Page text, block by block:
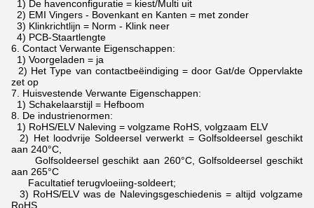
1) De havenconfiguratie = kiest/Multi uit
2) EMI Vingers - Bovenkant en Kanten = met zonder
3) Klinkrichtlijn = Norm - Klink neer
4) PCB-Staartlengte
6. Contact Verwante Eigenschappen:
1) Voorgeladen = ja
2) Het Type van contactbeëindiging = door Gat/de Oppervlakte
zet op
7. Huisvestende Verwante Eigenschappen:
1) Schakelaarstijl = Hefboom
8. De industrienormen:
1) RoHS/ELV Naleving = volgzame RoHS, volgzaam ELV
2) Het loodvrije Soldeersel verwerkt = Golfsoldeersel geschikt
aan 240°C,
Golfsoldeersel geschikt aan 260°C, Golfsoldeersel geschikt
aan 265°C
Facultatief terugvloeiing-soldeert;
3) RoHS/ELV was de Nalevingsgeschiedenis = altijd volgzame
RoHS